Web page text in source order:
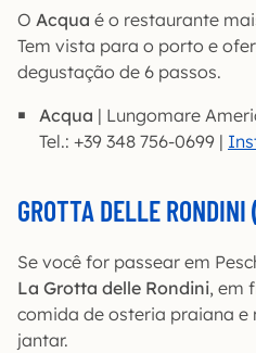
O Acqua é o restaurante
Tem vista para o porto e
degustação de 6 passos.
Acqua | Lungomare
Tel.: +39 348 756-0699 |
GROTTA DELLE
Se você for passear em
La Grotta delle Rondini, em
comida de osteria praiana e
jantar.